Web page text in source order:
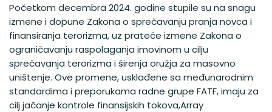
Početkom decembra 2024. godine stupile su na snagu
izmene i dopune Zakona o sprečavanju pranja novca i
finansiranja terorizma, uz prateće izmene Zakona o
ograničavanju raspolaganja imovinom u cilju
sprečavanja terorizma i širenja oružja za masovno
uništenje. Ove promene, usklađene sa međunarodnim
standardima i preporukama radne grupe FATF, imaju za
cilj jačanje kontrole finansijskih tokova,Array